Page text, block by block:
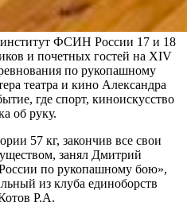
ФСИН России 17 и 18
и почетных гостей на XIV
по рукопашному
театра и кино Александра
где спорт, киноискусство
об руку.
57 кг, закончив все свои
занял Дмитрий
по рукопашному бою»,
из клуба единоборств
Р.А.